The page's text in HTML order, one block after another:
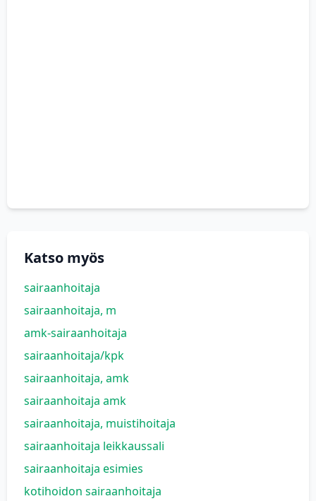
Katso myös
sairaanhoitaja
sairaanhoitaja, m
amk-sairaanhoitaja
sairaanhoitaja/kpk
sairaanhoitaja, amk
sairaanhoitaja amk
sairaanhoitaja, muistihoitaja
sairaanhoitaja leikkaussali
sairaanhoitaja esimies
kotihoidon sairaanhoitaja